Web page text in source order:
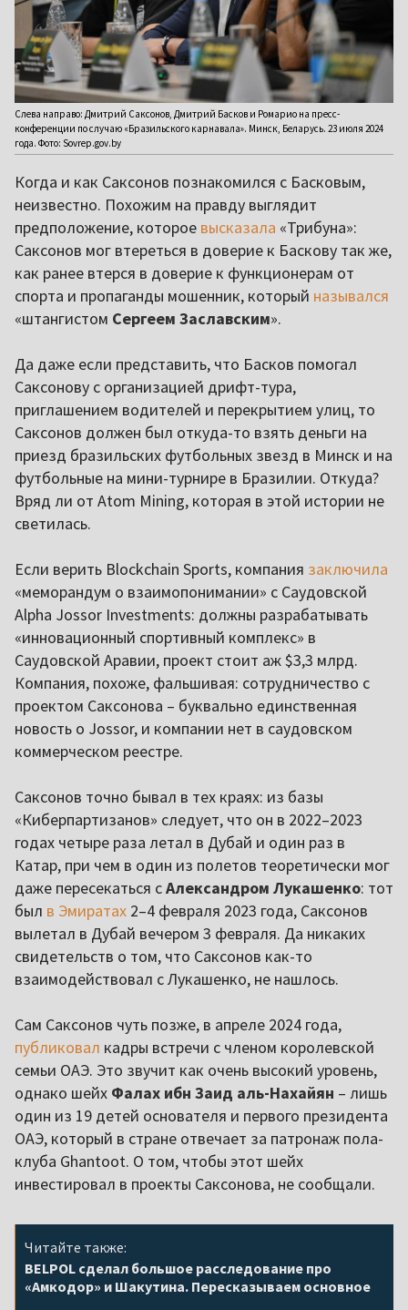
Слева направо: Дмитрий Саксонов, Дмитрий Басков и Ромарио на пресс-
конференции по случаю «Бразильского карнавала». Минск, Беларусь. 23 июля 2024
года. Фото: Sovrep.gov.by
Когда и как Саксонов познакомился с Басковым,
неизвестно. Похожим на правду выглядит
предположение, которое высказала «Трибуна»:
Саксонов мог втереться в доверие к Баскову так же,
как ранее втерся в доверие к функционерам от
спорта и пропаганды мошенник, который назывался
«штангистом Сергеем Заславским».
Да даже если представить, что Басков помогал
Саксонову с организацией дрифт-тура,
приглашением водителей и перекрытием улиц, то
Саксонов должен был откуда-то взять деньги на
приезд бразильских футбольных звезд в Минск и на
футбольные на мини-турнире в Бразилии. Откуда?
Вряд ли от Atom Mining, которая в этой истории не
светилась.
Если верить Blockchain Sports, компания заключила
«меморандум о взаимопонимании» с Саудовской
Alpha Jossor Investments: должны разрабатывать
«инновационный спортивный комплекс» в
Саудовской Аравии, проект стоит аж $3,3 млрд.
Компания, похоже, фальшивая: сотрудничество с
проектом Саксонова – буквально единственная
новость о Jossor, и компании нет в саудовском
коммерческом реестре.
Саксонов точно бывал в тех краях: из базы
«Киберпартизанов» следует, что он в 2022–2023
годах четыре раза летал в Дубай и один раз в
Катар, при чем в один из полетов теоретически мог
даже пересекаться сАлександром Лукашенко: тот
был в Эмиратах 2–4 февраля 2023 года, Саксонов
вылетал в Дубай вечером 3 февраля. Да никаких
свидетельств о том, что Саксонов как-то
взаимодействовал с Лукашенко, не нашлось.
Сам Саксонов чуть позже, в апреле 2024 года,
публиковал кадры встречи с членом королевской
семьи ОАЭ. Это звучит как очень высокий уровень,
однако шейх Фалах ибн Заид аль-Нахайян – лишь
один из 19 детей основателя и первого президента
ОАЭ, который в стране отвечает за патронаж пола-
клуба Ghantoot. О том, чтобы этот шейх
инвестировал в проекты Саксонова, не сообщали.
Читайте также:
BELPOL сделал большое расследование про
«Амкодор» и Шакутина. Пересказываем основное